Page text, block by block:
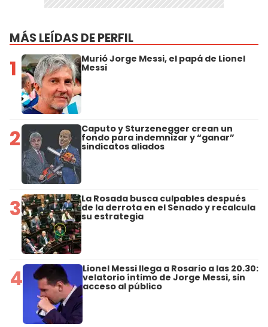
MÁS LEÍDAS DE PERFIL
1 Murió Jorge Messi, el papá de Lionel
Messi
2 Caputo y Sturzenegger crean un
fondo para indemnizar y “ganar”
sindicatos aliados
3 La Rosada busca culpables después
de la derrota en el Senado y recalcula
su estrategia
4 Lionel Messi llega a Rosario a las 20.30:
velatorio íntimo de Jorge Messi, sin
acceso al público